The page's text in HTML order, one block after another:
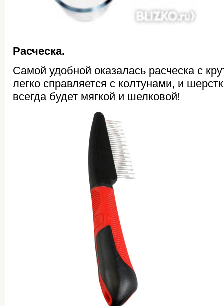
Расческа.
Самой удобной оказалась расческа с
легко справляется с колтунами, и
всегда будет мягкой и шелковой!